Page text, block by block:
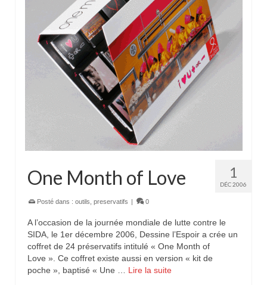
1
DÉC 2006
One Month of Love
Posté dans : outils preservatifs 0
A l’occasion de la journée mondiale de lutte contre le
SIDA, le 1er décembre 2006, Dessine l’Espoir a crée un
coffret de 24 préservatifs intitulé « One Month of
Love ». Ce coffret existe aussi en version « kit de
poche », baptisé « Une … Lire la suite